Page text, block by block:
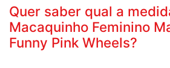
Quer saber qual a
Macaquinho Feminino
Funny Pink Wheels?